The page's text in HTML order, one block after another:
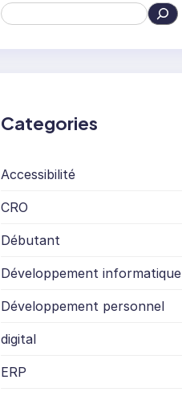
S
e
Categories
Accessibilité
CRO
Débutant
Développement informatique
Développement personnel
digital
ERP